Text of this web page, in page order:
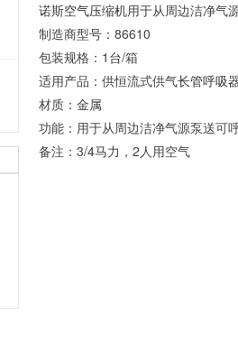
诺斯空气压缩机用于从周边洁净气
制造商型号：86610
包装规格：1台/箱
适用产品：供恒流式供气长管呼吸
材质：金属
功能：用于从周边洁净气源泵送可
备注：3/4马力，2人用空气